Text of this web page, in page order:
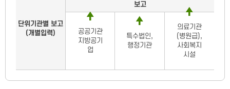
단위기관별 보고
(개별입력)
보고
공공기관
지방공기
업
특수법인,
행정기관
의료기관
(병원급),
사회복지
시설